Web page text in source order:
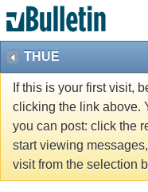
THUẾ
If this is your first visit,
clicking the link above.
you can post: click the
start viewing
visit from the selection